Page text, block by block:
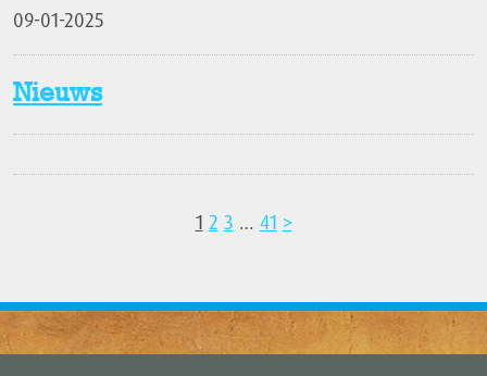
09-01-2025
Nieuws
1 2 3 … 41 >